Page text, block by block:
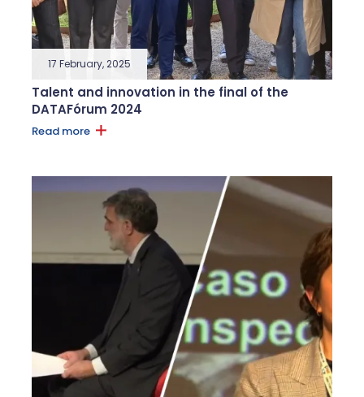
17 February, 2025
Talent and innovation in the final of the
DATAFórum 2024
Read more